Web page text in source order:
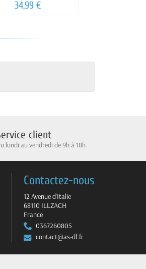
34,99 €
client
lundi au vendredi de 9h à 18h
Contactez-nous
12 Avenue d'Italie
68110 ILLZACH
France
0367260805
contact@as-df.fr